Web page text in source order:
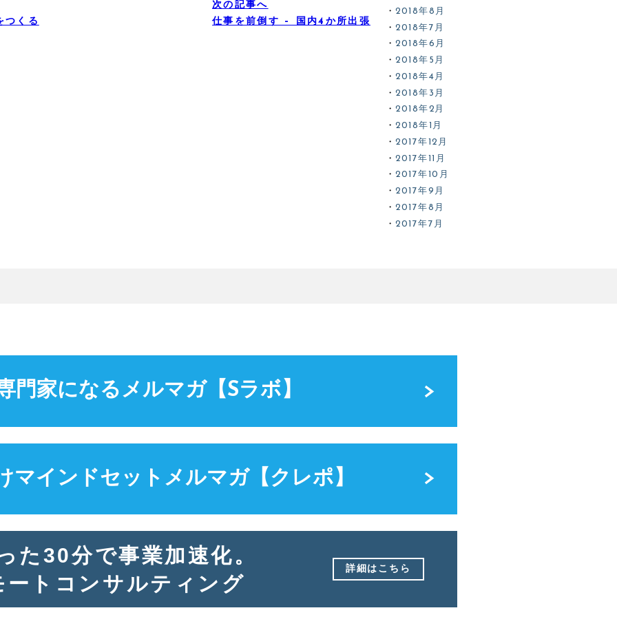
つくる
次の記事へ
仕事を前倒す – 国内4か所出張
2018年8月
2018年7月
2018年6月
2018年5月
2018年4月
2018年3月
2018年2月
2018年1月
2017年12月
2017年11月
2017年10月
2017年9月
2017年8月
2017年7月
門家になるメルマガ【Sラボ】
マインドセット メルマガ【クレポ】
た30分で事業加速化。
ートコンサルティング
詳細はこちら